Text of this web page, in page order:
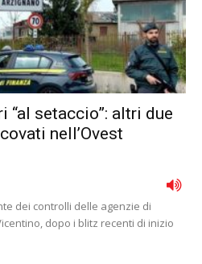
setaccio”: altri due
nell’Ovest
dei controlli delle agenzie di
dopo i blitz recenti di inizio